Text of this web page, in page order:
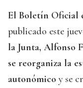
El Boletín Oficial
publicado este
la Junta, Alfonso
se reorganiza la
autonómico y se